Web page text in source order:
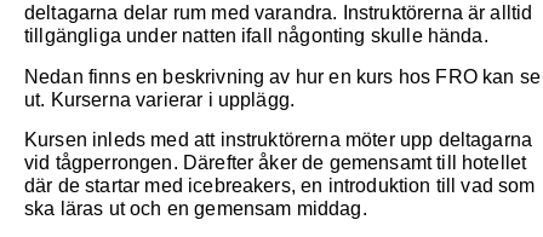
deltagarna delar rum med varandra. Instruktörerna är alltid
tillgängliga under natten ifall någonting skulle hända.
Nedan finns en beskrivning av hur en kurs hos FRO kan se
ut. Kurserna varierar i upplägg.
Kursen inleds med att instruktörerna möter upp deltagarna
vid tågperrongen. Därefter åker de gemensamt till hotellet
där de startar med icebreakers, en introduktion till vad som
ska läras ut och en gemensam middag.